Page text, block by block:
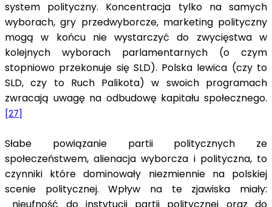
system polityczny. Koncentracja tylko na samych
wyborach, gry przedwyborcze, marketing polityczny
mogą w końcu nie wystarczyć do zwycięstwa w
kolejnych wyborach parlamentarnych (o czym
stopniowo przekonuje się SLD). Polska lewica (czy to
SLD, czy to Ruch Palikota) w swoich programach
zwracają uwagę na odbudowę kapitału społecznego.
[27]
Słabe powiązanie partii politycznych ze
społeczeństwem, alienacja wyborcza i polityczna, to
czynniki które dominowały niezmiennie na polskiej
scenie politycznej. Wpływ na te zjawiska miały:
nieufność do instytucji partii politycznej oraz do